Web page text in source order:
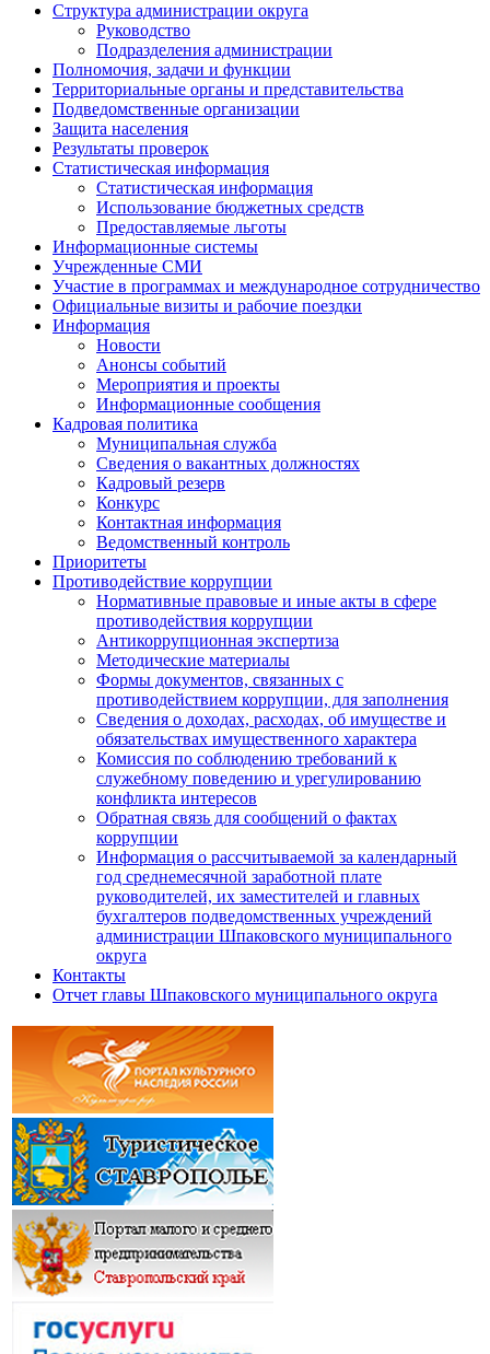
Структура администрации округа
Руководство
Подразделения администрации
Полномочия, задачи и функции
Территориальные органы и представительства
Подведомственные организации
Защита населения
Результаты проверок
Статистическая информация
Статистическая информация
Использование бюджетных средств
Предоставляемые льготы
Информационные системы
Учрежденные СМИ
Участие в программах и международное сотрудничество
Официальные визиты и рабочие поездки
Информация
Новости
Анонсы событий
Мероприятия и проекты
Информационные сообщения
Кадровая политика
Муниципальная служба
Сведения о вакантных должностях
Кадровый резерв
Конкурс
Контактная информация
Ведомственный контроль
Приоритеты
Противодействие коррупции
Нормативные правовые и иные акты в сфере
противодействия коррупции
Антикоррупционная экспертиза
Методические материалы
Формы документов, связанных с
противодействием коррупции, для заполнения
Сведения о доходах, расходах, об имуществе и
обязательствах имущественного характера
Комиссия по соблюдению требований к
служебному поведению и урегулированию
конфликта интересов
Обратная связь для сообщений о фактах
коррупции
Информация о рассчитываемой за календарный
год среднемесячной заработной плате
руководителей, их заместителей и главных
бухгалтеров подведомственных учреждений
администрации Шпаковского муниципального
округа
Контакты
Отчет главы Шпаковского муниципального округа